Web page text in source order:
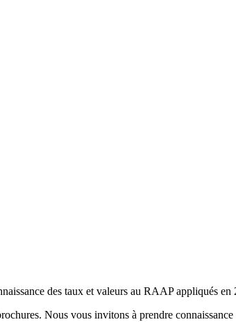
des taux et valeurs au RAAP appliqués en
Nous vous invitons à prendre